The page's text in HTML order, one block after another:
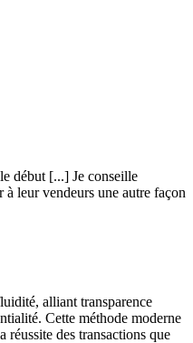
début [...] Je conseille
leur vendeurs une autre façon
alliant transparence
Cette méthode moderne
réussite des transactions que